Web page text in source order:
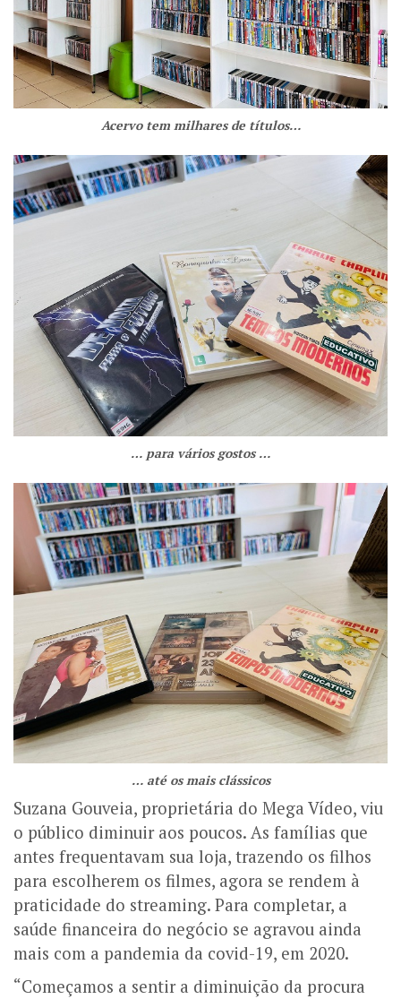
Acervo tem milhares de títulos…
… para vários gostos …
… até os mais clássicos
Suzana Gouveia, proprietária do Mega Vídeo, viu
o público diminuir aos poucos. As famílias que
antes frequentavam sua loja, trazendo os filhos
para escolherem os filmes, agora se rendem à
praticidade do streaming. Para completar, a
saúde financeira do negócio se agravou ainda
mais com a pandemia da covid-19, em 2020.
“Começamos a sentir a diminuição da procura